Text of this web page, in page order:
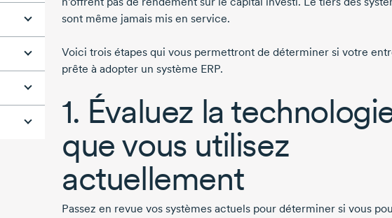
sont même jamais mis en service.
Voici trois étapes qui vous permettront de déterminer si votre
prête à adopter un système ERP.
1. Évaluez la
que vous utilisez
actuellement
Passez en revue vos systèmes actuels pour déterminer si vous